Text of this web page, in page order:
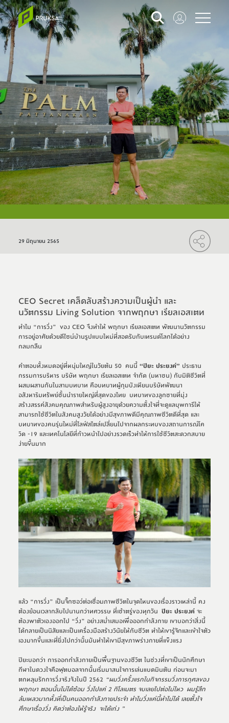
29 มิถุนายน 2565
CEO Secret เคล็ดลับสร้างความเป็นผู้นำ และ
นวัตกรรม Living Solution จากพฤกษา เรียลเอสเตท
ทำไม “การวิ่ง”  ของ CEO จึงทำให้ พฤกษา เรียลเอสเตท พัฒนานวัตกรรม
การอยู่อาศัยด้วยดีไซน์บ้านรูปแบบใหม่ที่สอดรับกับเทรนด์โลกได้อย่าง
กลมกลืน
คำตอบทั้งหมดอยู่ที่หนุ่มใหญ่ในวัยต้น 50  คนนี้ “ปิยะ ประยงค์” ประธาน
กรรมการบริหาร บริษัท พฤกษา เรียลเอสเตท จำกัด (มหาชน) กับมิติชีวิตที่
ผสมผสานกันในสามบทบาท คือบทบาทผู้กุมบังเหียนบริษัทพัฒนา
อสังหาริมทรัพย์ชั้นนำรายใหญ่ที่สุดของไทย  บทบาทของลูกชายที่มุ่ง
สร้างสรรค์สังคมคุณภาพสำหรับผู้สูงอายุด้วยความตั้งใจที่จะดูแลบุพการีให้
สามารถใช้ชีวิตในสังคมสูงวัยได้อย่างมีสุขภาพดีมีคุณภาพชีวิตดีที่สุด และ
บทบาทของคนรุ่นใหม่ที่ไลฟ์สไตล์เปลี่ยนไปจากผลกระทบของสถานการณ์โค
วิด -19 และเทคโนโลยีที่ก้าวหน้าไปอย่างรวดเร็วทำให้การใช้ชีวิตสะดวกสบาย
ง่ายขึ้นมาก
แล้ว “การวิ่ง” เป็นจิ๊กซอว์ต่อเชื่อมภาพชีวิตในจุดไหนของเรื่องราวเหล่านี้ คง
ต้องย้อนเวลากลับไปนานกว่าทศวรรษ ที่เช้าตรู่ของทุกวัน ปิยะ ประยงค์ จะ
ต้องพาตัวเองออกไป “วิ่ง” อย่างสม่ำเสมอเพื่อออกกำลังกาย เขาบอกว่าสิ่งนี้
ได้กลายเป็นนิสัยและเป็นเครื่องมือสร้างวินัยให้กับชีวิต ทำให้เขารู้จักและเข้าใจตัว
เองมากขึ้นและที่ยิ่งไปกว่านั้นมันทำให้เขามีสุขภาพร่างกายที่แข็งแรง
ปิยะบอกว่า การออกกำลังกายเป็นพื้นฐานของชีวิต ในช่วงที่เขาเป็นนักศึกษา
กีฬาในดวงใจคือฟุตบอลจากนั้นเริ่มมาสนใจการเล่นแบดมินตัน ก่อนจะมา
ตกหลุมรักการวิ่งจริงจังในปี 2562 “ผมวิ่งครั้งแรกในกิจกรรมวิ่งการกุศลของ
พฤกษา ตอนนั้นไม่ได้ซ้อม วิ่งไปแค่ 2 กิโลเมตร จบเลยไปต่อไม่ไหว  ผมรู้สึก
ล้มเหลวมากทั้งที่เป็นคนออกกำลังกายประจำ ทำไมวิ่งแค่นี้ทำไม่ได้ เลยตั้งใจ
ศึกษาเรื่องวิ่ง คิดว่าต้องให้รู้จริง  จะได้เก่ง ”